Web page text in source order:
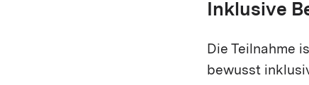
Inklusive
Die Teilnahme
bewusst